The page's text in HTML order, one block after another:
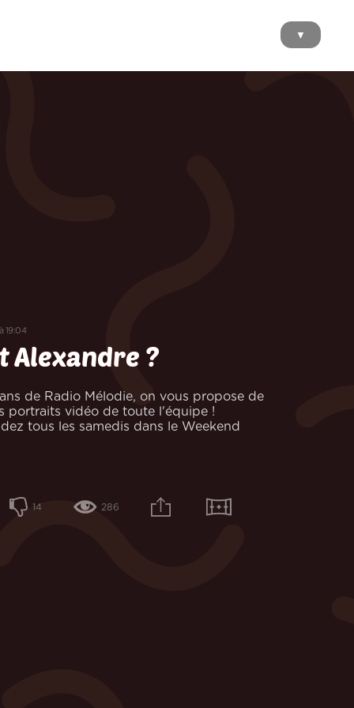
▼
19:04
Alexandre ?
de Radio Mélodie, on vous propose de
portraits vidéo de toute l'équipe !
tous les samedis dans le Weekend
14 286